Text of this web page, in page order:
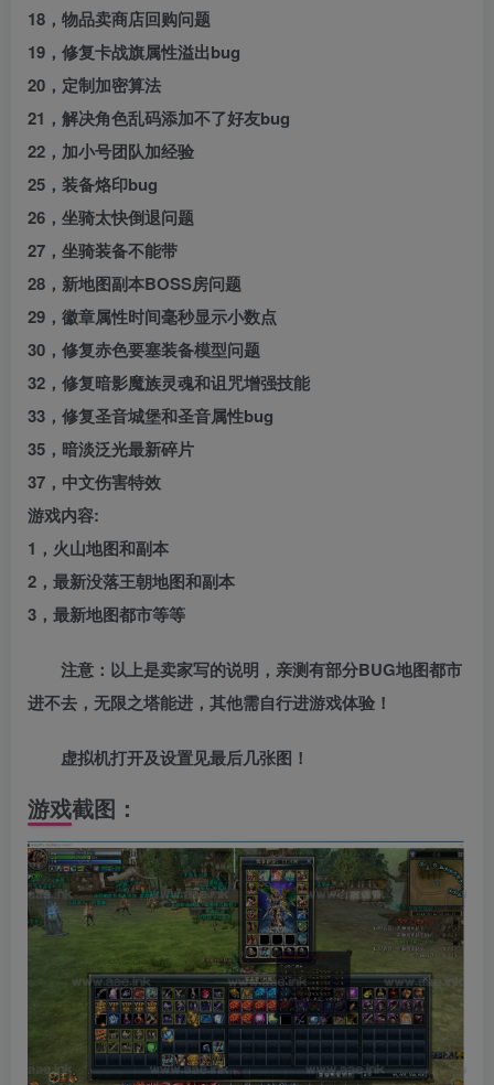
18，物品卖商店回购问题
19，修复卡战旗属性溢出bug
20，定制加密算法
21，解决角色乱码添加不了好友bug
22，加小号团队加经验
25，装备烙印bug
26，坐骑太快倒退问题
27，坐骑装备不能带
28，新地图副本BOSS房问题
29，徽章属性时间毫秒显示小数点
30，修复赤色要塞装备模型问题
32，修复暗影魔族灵魂和诅咒增强技能
33，修复圣音城堡和圣音属性bug
35，暗淡泛光最新碎片
37，中文伤害特效
游戏内容:
1，火山地图和副本
2，最新没落王朝地图和副本
3，最新地图都市等等
注意：以上是卖家写的说明，亲测有部分BUG地图都市
进不去，无限之塔能进，其他需自行进游戏体验！
虚拟机打开及设置见最后几张图！
游戏截图：